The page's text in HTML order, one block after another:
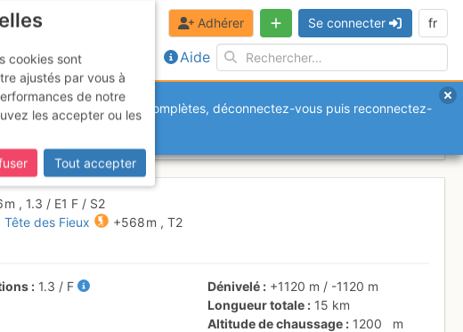
Aide
Adhérer Se connecter fr
manquantes ou incomplètes, déconnectez-vous puis reconnectez-
m , 1.3 / E1 F / S2
des Fieux
+568 m ,T2
1.3 / F Dénivelé +1120 m / -1120 m
Longueur totale
15 km
Altitude de chaussage
1200
m
cookies sont
ajustés par vous à
de notre
les accepter ou les
Tout accepter